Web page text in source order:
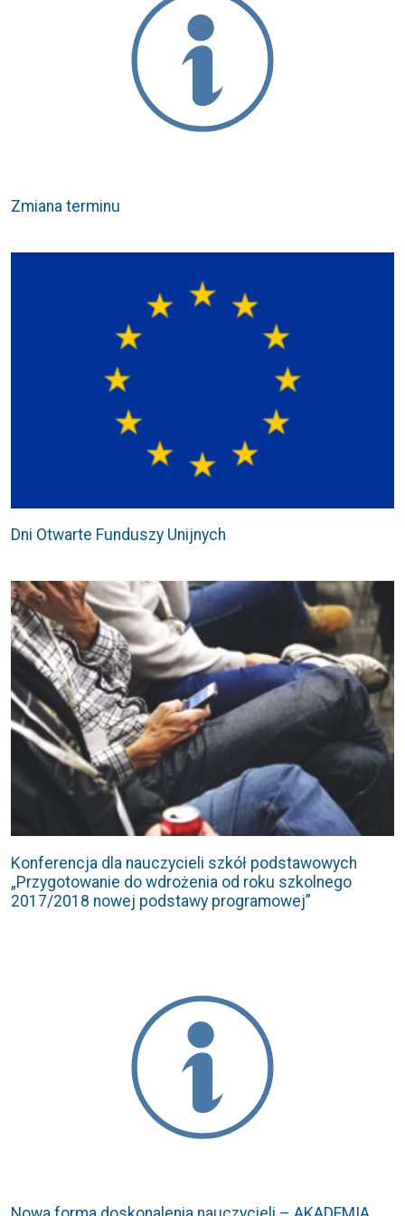
Zmiana terminu
Dni Otwarte Funduszy Unijnych
Konferencja dla nauczycieli szkół podstawowych
„Przygotowanie do wdrożenia od roku szkolnego
2017/2018 nowej podstawy programowej”